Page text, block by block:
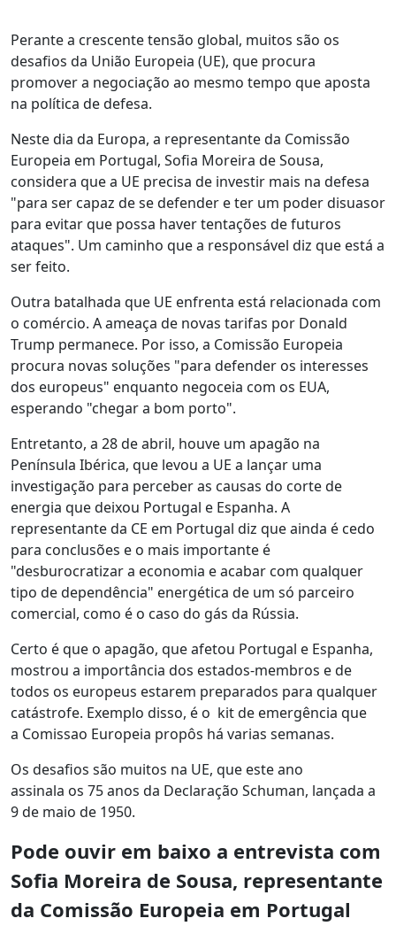
Perante a crescente tensão global, muitos são os
desafios da União Europeia (UE), que procura
promover a negociação ao mesmo tempo que aposta
na política de defesa.
Neste dia da Europa, a representante da Comissão
Europeia em Portugal, Sofia Moreira de Sousa,
considera que a UE precisa de investir mais na defesa
"para ser capaz de se defender e ter um poder disuasor
para evitar que possa haver tentações de futuros
ataques". Um caminho que a responsável diz que está a
ser feito.
Outra batalhada que UE enfrenta está relacionada com
o comércio. A ameaça de novas tarifas por Donald
Trump permanece. Por isso, a Comissão Europeia
procura novas soluções "para defender os interesses
dos europeus" enquanto negoceia com os EUA,
esperando "chegar a bom porto".
Entretanto, a 28 de abril, houve um apagão na
Península Ibérica, que levou a UE a lançar uma
investigação para perceber as causas do corte de
energia que deixou Portugal e Espanha. A
representante da CE em Portugal diz que ainda é cedo
para conclusões e o mais importante é
"desburocratizar a economia e acabar com qualquer
tipo de dependência" energética de um só parceiro
comercial, como é o caso do gás da Rússia.
Certo é que o apagão, que afetou Portugal e Espanha,
mostrou a importância dos estados-membros e de
todos os europeus estarem preparados para qualquer
catástrofe. Exemplo disso, é o kit de emergência que
a Comissao Europeia propôs há varias semanas.
Os desafios são muitos na UE, que este ano
assinala os 75 anos da Declaração Schuman, lançada a
9 de maio de 1950.
Pode ouvir em baixo a entrevista com
Sofia Moreira de Sousa, representante
da Comissão Europeia em Portugal